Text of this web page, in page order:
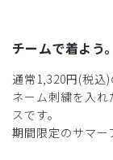
チームで着よう
通常1,320円(税込
ネーム刺繍を入
スです。
期間限定のサマー